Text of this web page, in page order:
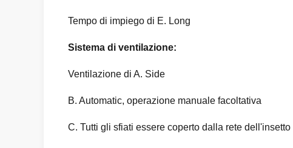
Tempo di impiego di E. Long
Sistema di ventilazione:
Ventilazione di A. Side
B. Automatic, operazione manuale facoltativa
C. Tutti gli sfiati essere coperto dalla rete